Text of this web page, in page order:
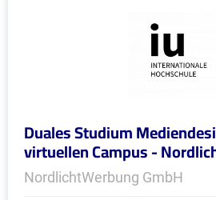
Duales Studium
virtuellen Campus -
NordlichtWerbung GmbH